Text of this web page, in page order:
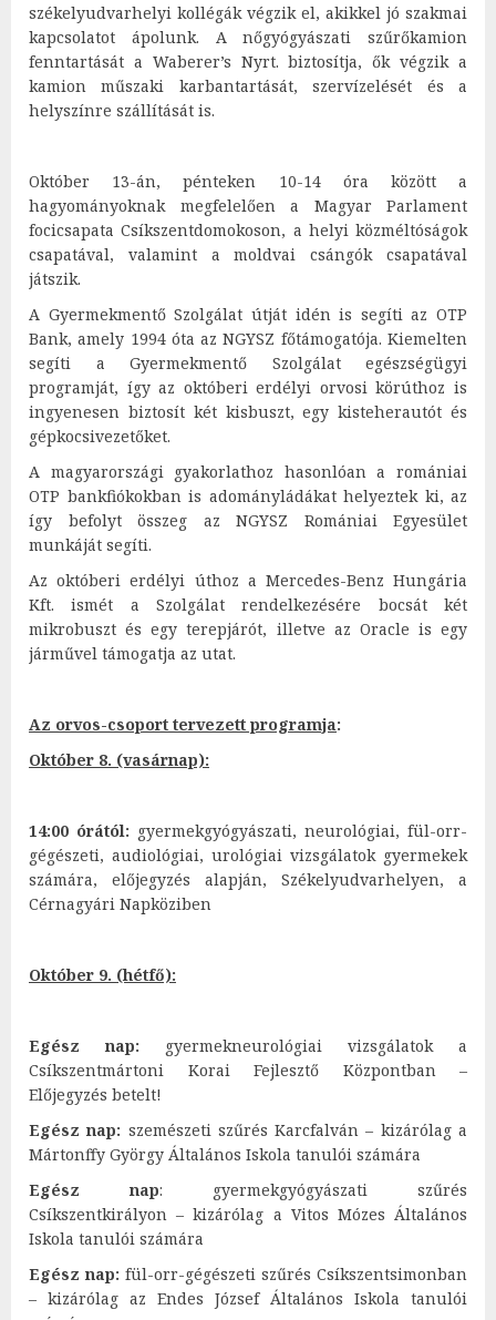
székelyudvarhelyi kollégák végzik el, akikkel jó szakmai
kapcsolatot ápolunk. A nőgyógyászati szűrőkamion
fenntartását a Waberer’s Nyrt. biztosítja, ők végzik a
kamion műszaki karbantartását, szervízelését és a
helyszínre szállítását is.
Október 13-án, pénteken 10-14 óra között a
hagyományoknak megfelelően a Magyar Parlament
focicsapata Csíkszentdomokoson, a helyi közméltóságok
csapatával, valamint a moldvai csángók csapatával
játszik.
A Gyermekmentő Szolgálat útját idén is segíti az OTP
Bank, amely 1994 óta az NGYSZ főtámogatója. Kiemelten
segíti a Gyermekmentő Szolgálat egészségügyi
programját, így az októberi erdélyi orvosi körúthoz is
ingyenesen biztosít két kisbuszt, egy kisteherautót és
gépkocsivezetőket.
A magyarországi gyakorlathoz hasonlóan a romániai
OTP bankfiókokban is adományládákat helyeztek ki, az
így befolyt összeg az NGYSZ Romániai Egyesület
munkáját segíti.
Az októberi erdélyi úthoz a Mercedes-Benz Hungária
Kft. ismét a Szolgálat rendelkezésére bocsát két
mikrobuszt és egy terepjárót, illetve az Oracle is egy
járművel támogatja az utat.
Az orvos-csoport tervezett programja:
Október 8. (vasárnap):
14:00 órától: gyermekgyógyászati, neurológiai, fül-orr-
gégészeti, audiológiai, urológiai vizsgálatok gyermekek
számára, előjegyzés alapján, Székelyudvarhelyen, a
Cérnagyári Napköziben
Október 9. (hétfő):
Egész nap: gyermekneurológiai vizsgálatok a
Csíkszentmártoni Korai Fejlesztő Központban –
Előjegyzés betelt!
Egész nap: szemészeti szűrés Karcfalván – kizárólag a
Mártonffy György Általános Iskola tanulói számára
Egész nap: gyermekgyógyászati szűrés
Csíkszentkirályon – kizárólag a Vitos Mózes Általános
Iskola tanulói számára
Egész nap: fül-orr-gégészeti szűrés Csíkszentsimonban
– kizárólag az Endes József Általános Iskola tanulói